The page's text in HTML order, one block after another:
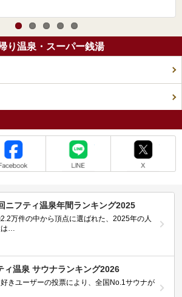
り温泉・スーパー銭湯
ニフティ温泉年間ランキング2025
万件の中から頂点に選ばれた、2025年の人
…
ィ温泉 サウナランキング2026
きユーザーの投票により、全国No.1サウナが